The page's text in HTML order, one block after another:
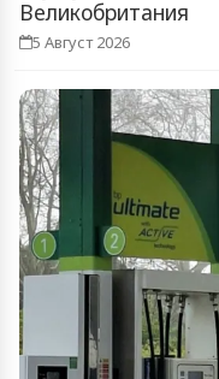
Великобритания
5 Август 2026